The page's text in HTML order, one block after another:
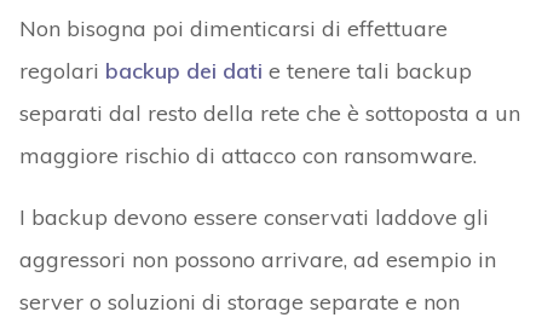
Non bisogna poi dimenticarsi di effettuare
regolari backup dei dati e tenere tali backup
separati dal resto della rete che è sottoposta a un
maggiore rischio di attacco con ransomware.
I backup devono essere conservati laddove gli
aggressori non possono arrivare, ad esempio in
server o soluzioni di storage separate e non